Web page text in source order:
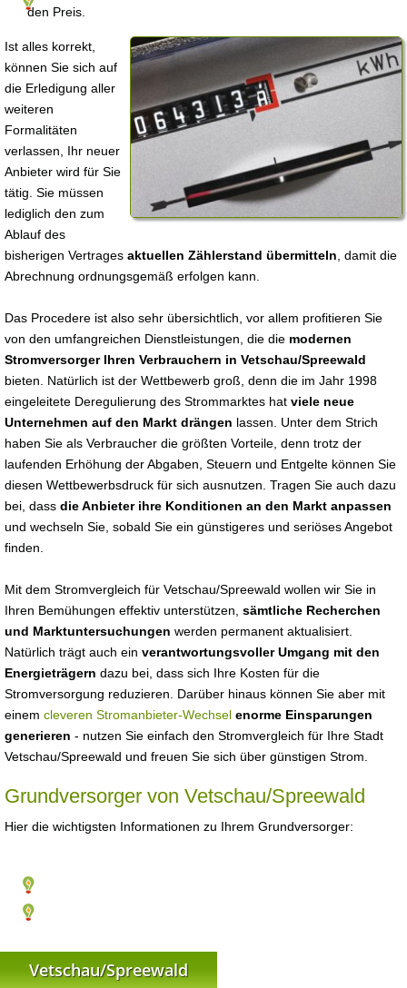
den Preis.
Ist alles korrekt,
können Sie sich auf
die Erledigung aller
weiteren
Formalitäten
verlassen, Ihr neuer
Anbieter wird für Sie
tätig. Sie müssen
lediglich den zum
Ablauf des
bisherigen Vertrages aktuellen Zählerstand übermitteln , damit die
Abrechnung ordnungsgemäß erfolgen kann.
Das Procedere ist also sehr übersichtlich, vor allem profitieren Sie
von den umfangreichen Dienstleistungen, die die modernen
Stromversorger Ihren Verbrauchern in Vetschau/Spreewald
bieten. Natürlich ist der Wettbewerb groß, denn die im Jahr 1998
eingeleitete Deregulierung des Strommarktes hat viele neue
Unternehmen auf den Markt drängen lassen. Unter dem Strich
haben Sie als Verbraucher die größten Vorteile, denn trotz der
laufenden Erhöhung der Abgaben, Steuern und Entgelte können Sie
diesen Wettbewerbsdruck für sich ausnutzen. Tragen Sie auch dazu
bei, dass die Anbieter ihre Konditionen an den Markt anpassen
und wechseln Sie, sobald Sie ein günstigeres und seriöses Angebot
finden.
Mit dem Stromvergleich für Vetschau/Spreewald wollen wir Sie in
Ihren Bemühungen effektiv unterstützen, sämtliche Recherchen
und Marktuntersuchungen werden permanent aktualisiert.
Natürlich trägt auch ein verantwortungsvoller Umgang mit den
Energieträgern dazu bei, dass sich Ihre Kosten für die
Stromversorgung reduzieren. Darüber hinaus können Sie aber mit
einem cleveren Stromanbieter-Wechsel enorme Einsparungen
generieren - nutzen Sie einfach den Stromvergleich für Ihre Stadt
Vetschau/Spreewald und freuen Sie sich über günstigen Strom.
Grundversorger von Vetschau/Spreewald
Hier die wichtigsten Informationen zu Ihrem Grundversorger:
Vetschau/Spreewald